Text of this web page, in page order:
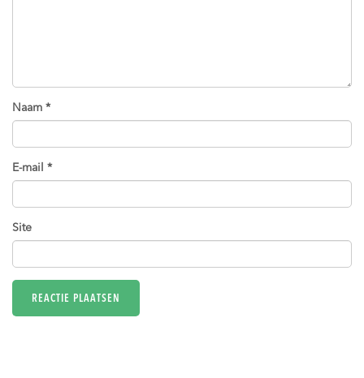
Naam *
E-mail *
Site